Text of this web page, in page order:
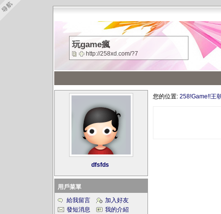
玩game瘋
http://258xd.com/?7
您的位置: 258!Game!!王
dfsfds
用戶菜單
給我留言
加入好友
發短消息
我的介紹